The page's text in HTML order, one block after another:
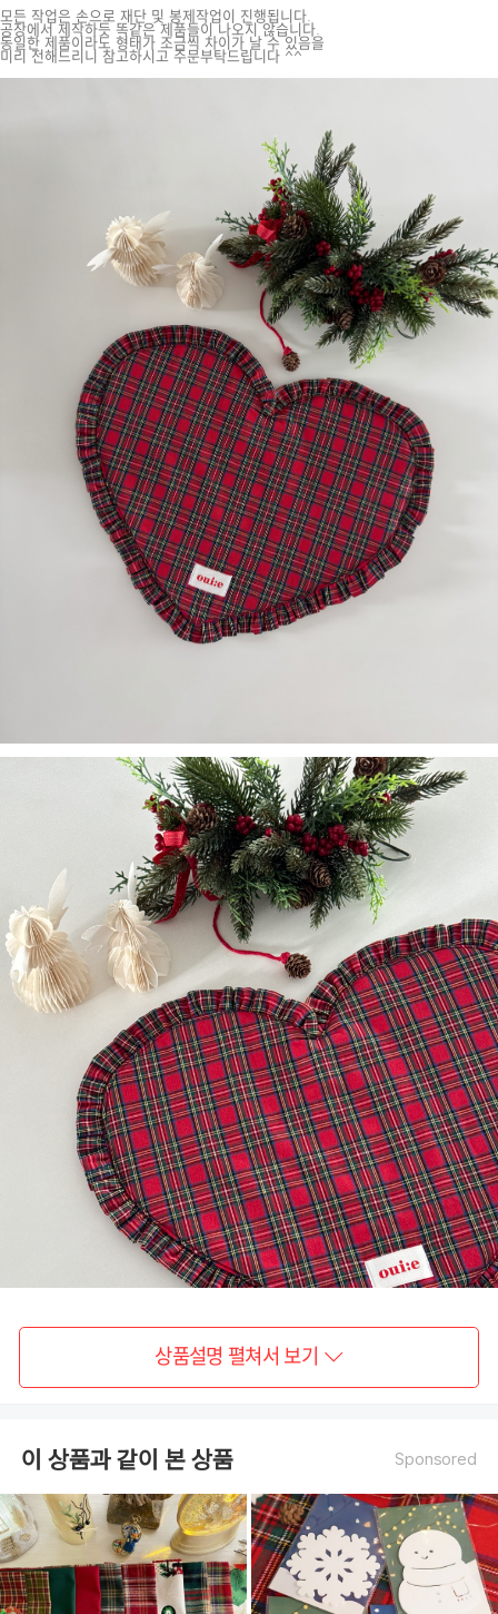
모든 작업은 손으로 재단 및 봉제작업이 진행됩니다.
공장에서 제작하듯 똑같은 제품들이 나오지 않습니다.
동일한 제품이라도 형태가 조금씩 차이가 날 수 있음을
미리 전해드리니 참고하시고 주문부탁드립니다 ^^
상품설명 펼쳐서 보기
이 상품과 같이 본 상품 Sponsored